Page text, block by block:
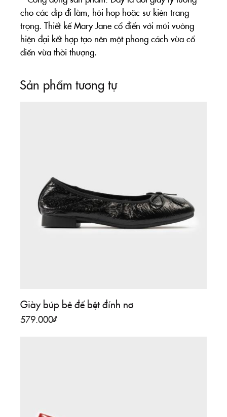
cho các dịp đi làm, hội họp hoặc sự kiện trang
trọng. Thiết kế Mary Jane cổ điển với mũi vuông
hiện đại kết hợp tạo nên một phong cách vừa cổ
điển vừa thời thượng.
Sản phẩm tương tự
Giày búp bê đế bệt đính nơ
579.000₫